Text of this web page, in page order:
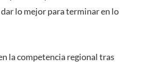
lo mejor para terminar en lo
la competencia regional tras